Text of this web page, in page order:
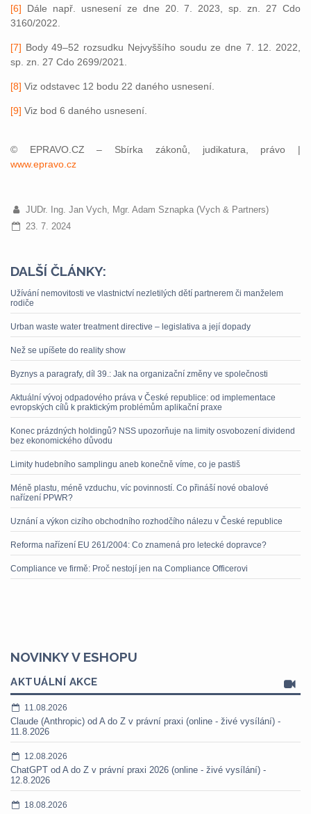
[6] Dále např. usnesení ze dne 20. 7. 2023, sp. zn. 27 Cdo
3160/2022.
[7] Body 49–52 rozsudku Nejvyššího soudu ze dne 7. 12. 2022,
sp. zn. 27 Cdo 2699/2021.
[8] Viz odstavec 12 bodu 22 daného usnesení.
[9] Viz bod 6 daného usnesení.
© EPRAVO.CZ – Sbírka zákonů, judikatura, právo |
www.epravo.cz
JUDr. Ing. Jan Vych, Mgr. Adam Sznapka (Vych & Partners)
23. 7. 2024
DALŠÍ ČLÁNKY:
Užívání nemovitosti ve vlastnictví nezletilých dětí partnerem či manželem
rodiče
Urban waste water treatment directive – legislativa a její dopady
Než se upíšete do reality show
Byznys a paragrafy, díl 39.: Jak na organizační změny ve společnosti
Aktuální vývoj odpadového práva v České republice: od implementace
evropských cílů k praktickým problémům aplikační praxe
Konec prázdných holdingů? NSS upozorňuje na limity osvobození dividend
bez ekonomického důvodu
Limity hudebního samplingu aneb konečně víme, co je pastiš
Méně plastu, méně vzduchu, víc povinností. Co přináší nové obalové
nařízení PPWR?
Uznání a výkon cizího obchodního rozhodčího nálezu v České republice
Reforma nařízení EU 261/2004: Co znamená pro letecké dopravce?
Compliance ve firmě: Proč nestojí jen na Compliance Officerovi
NOVINKY V ESHOPU
AKTUÁLNÍ AKCE
11.08.2026
Claude (Anthropic) od A do Z v právní praxi (online - živé vysílání) -
11.8.2026
12.08.2026
ChatGPT od A do Z v právní praxi 2026 (online - živé vysílání) -
12.8.2026
18.08.2026